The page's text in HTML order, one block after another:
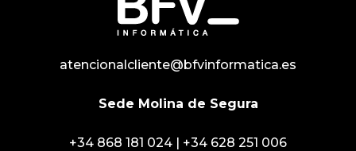
atencionalcliente@bfvinformatica.es
Sede Molina de Segura
+34 868 181 024 | +34 628 251 006